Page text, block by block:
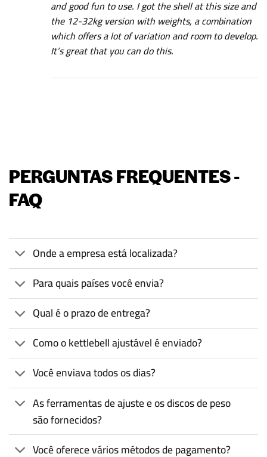
and good fun to use. I got the shell at this size and
the 12-32kg version with weights, a combination
which offers a lot of variation and room to develop.
It’s great that you can do this.
PERGUNTAS FREQUENTES -
FAQ
Onde a empresa está localizada?
Para quais países você envia?
Qual é o prazo de entrega?
Como o kettlebell ajustável é enviado?
Você enviava todos os dias?
As ferramentas de ajuste e os discos de peso
são fornecidos?
Você oferece vários métodos de pagamento?